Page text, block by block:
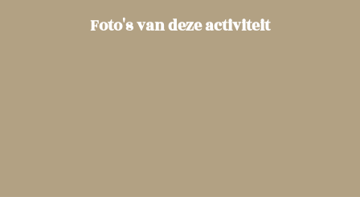
Foto's van deze activiteit